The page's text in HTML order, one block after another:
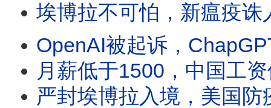
埃博拉不可怕，新瘟疫诛人又诛心；世卫警告：埃博拉一月已爆发；疫情数据
OpenAI被起诉，ChapGPT如何成犯罪帮凶？马斯克警告AI毁灭人类，AI
月薪低于1500，中国工资倒退17年；中国低薪海啸来袭，中共躺平没救
严封埃博拉入境，美国防疫惊传大破口；伊朗过度消耗美国弹药，日本台湾安全拉警报